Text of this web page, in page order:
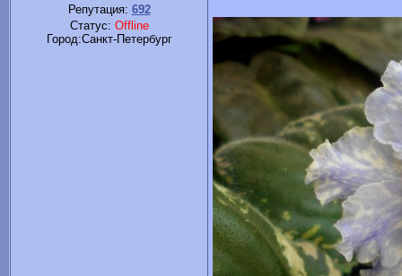
Репутация: 692
Статус: Offline
Город:Санкт-Петербург